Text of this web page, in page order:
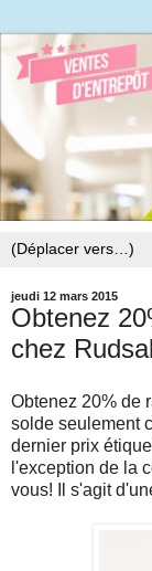
jeudi 12 mars 2015
Obtenez
chez
Obtenez 20% de
solde seulement
dernier prix
l'exception de la
vous! Il s'agit